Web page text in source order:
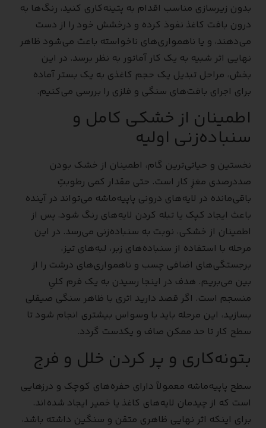
بدون زیرسازی مناسب اقدام به پتینه‌کاری کنید، رنگ‌ها به
درون بافت کاغذ نفوذ کرده و درخشش خود را از دست
می‌دهند، و یا ناهمواری‌های ناخواسته باعث می‌شود ظاهر
نهایی اثر شبیه به یک کار آماتور به نظر برسد. در این
بخش، مراحل تبدیل یک حجم کاغذی به یک بستر آماده
برای اجرای بافت‌های سنگی و فلزی را بررسی می‌کنیم.
اطمینان از خشکی کامل و
سنباده‌زنی اولیه
نخستین و حیاتی‌ترین گام، اطمینان از خشک بودن
صددرصدی مغزِ کار است. حتی مقدار کمی رطوبتِ
باقی‌مانده در لایه‌های درونی پاپیه‌ماشه می‌تواند در آینده
باعث ایجاد کپک یا تبله کردن لایه‌های رنگ شود. پس از
اطمینان از خشکی، نوبت به سنباده‌زنی می‌رسد. در این
مرحله با استفاده از سنباده‌های زبر، لبه‌های تیز،
برجستگی‌های اضافی چسب و ناهمواری‌های درشت را از
بین می‌بریم. هدف در اینجا رسیدن به یک فرم کلیِ
منسجم است. اگر قصد دارید اثری با ظاهر سنگی صیقلی
بسازید، این مرحله باید با وسواس بیشتری انجام شود تا
سطح کار تا حد ممکن صاف و یکدست گردد.
بتونه‌کاری و پر کردن خلل و فرج
سطح پاپیه‌ماشه معمولاً دارای حفره‌های کوچک و درزهایی
است که از چیدمان لایه‌های کاغذ یا خمیر ایجاد شده‌اند.
برای اینکه اثر نهایی ظاهری متقن و سنگین داشته باشد،